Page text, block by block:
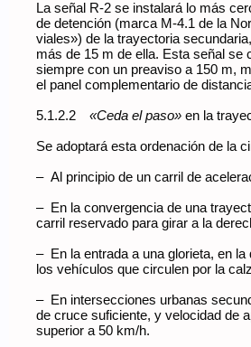
La señal R-2 se instalará lo más
de detención (marca M-4.1 de la
viales») de la trayectoria
más de 15 m de ella. Esta señal se
siempre con un preaviso a 150 m,
el panel complementario de
5.1.2.2 «Ceda el paso» en la
Se adoptará esta ordenación de la
– Al principio de un carril de
– En la convergencia de una
carril reservado para girar a la
– En la entrada a una glorieta, en la
los vehículos que circulen por la
– En intersecciones urbanas
de cruce suficiente, y velocidad de
superior a 50 km/h.